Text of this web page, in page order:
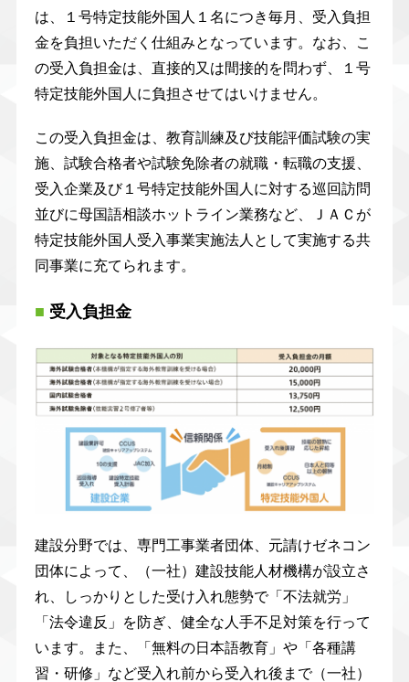
は、１号特定技能外国人１名につき毎月、受入負担
金を負担いただく仕組みとなっています。なお、こ
の受入負担金は、直接的又は間接的を問わず、１号
特定技能外国人に負担させてはいけません。
この受入負担金は、教育訓練及び技能評価試験の実
施、試験合格者や試験免除者の就職・転職の支援、
受入企業及び１号特定技能外国人に対する巡回訪問
並びに母国語相談ホットライン業務など、ＪＡＣが
特定技能外国人受入事業実施法人として実施する共
同事業に充てられます。
■ 受入負担金
建設分野では、専門工事業者団体、元請けゼネコン
団体によって、（一社）建設技能人材機構が設立さ
れ、しっかりとした受け入れ態勢で「不法就労」
「法令違反」を防ぎ、健全な人手不足対策を行って
います。また、「無料の日本語教育」や「各種講
習・研修」など受入れ前から受入れ後まで（一社）